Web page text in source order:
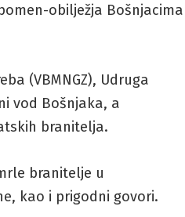
obilježja Bošnjacima
(VBMNGZ), Udruga
vod Bošnjaka, a
branitelja.
branitelje u
kao i prigodni govori.